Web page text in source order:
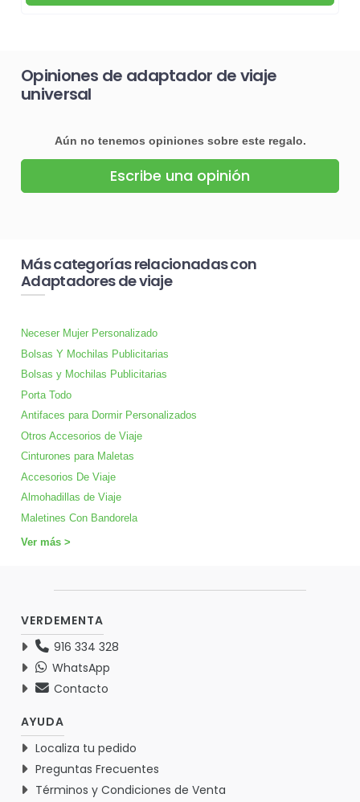
Opiniones de adaptador de viaje
universal
Aún no tenemos opiniones sobre este regalo.
Escribe una opinión
Más categorías relacionadas con
Adaptadores de viaje
Neceser Mujer Personalizado
Bolsas Y Mochilas Publicitarias
Bolsas y Mochilas Publicitarias
Porta Todo
Antifaces para Dormir Personalizados
Otros Accesorios de Viaje
Cinturones para Maletas
Accesorios De Viaje
Almohadillas de Viaje
Maletines Con Bandorela
Ver más >
VERDEMENTA
916 334 328
WhatsApp
Contacto
AYUDA
Localiza tu pedido
Preguntas Frecuentes
Términos y Condiciones de Venta